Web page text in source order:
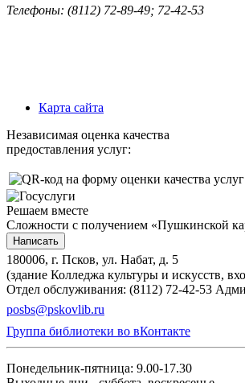
Телефоны: (8112) 72-89-49; 72-42-53
Карта сайта
Независимая оценка качества
предоставления услуг:
Решаем вместе
Сложности с получением «Пушкинской
Написать
180006, г. Псков, ул. Набат, д. 5
(здание Колледжа культуры и искусств,
Отдел обслуживания: (8112) 72-42-53
posbs@pskovlib.ru
Группа библиотеки во вКонтакте
Понедельник-пятница: 9.00-17.30